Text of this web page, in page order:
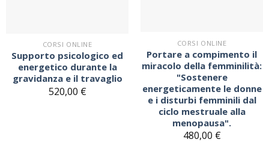
CORSI ONLINE
Supporto psicologico ed
energetico durante la
gravidanza e il travaglio
520,00 €
CORSI ONLINE
Portare a compimento il
miracolo della femminilità:
"Sostenere
energeticamente le donne
e i disturbi femminili dal
ciclo mestruale alla
menopausa".
480,00 €